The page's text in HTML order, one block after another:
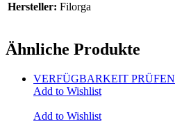
Hersteller: Filorga
Ähnliche Produkte
VERFÜGBARKEIT PRÜFEN
Add to Wishlist
Add to Wishlist